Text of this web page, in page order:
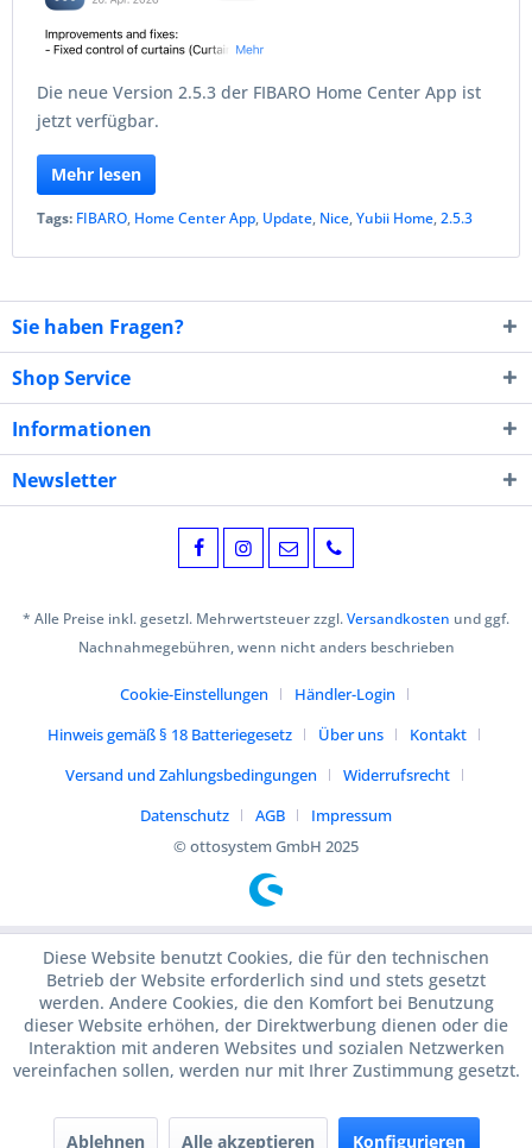
Die neue Version 2.5.3 der FIBARO Home Center App ist
jetzt verfügbar.
Mehr lesen
Tags: FIBARO, Home Center App, Update, Nice,Yubii Home,2.5.3
Sie haben Fragen?
Shop Service
Informationen
Newsletter
* Alle Preise inkl. gesetzl. Mehrwertsteuer zzgl.Versandkosten und ggf.
Nachnahmegebühren, wenn nicht anders beschrieben
Cookie-Einstellungen
Händler-Login
Hinweis gemäß § 18 Batteriegesetz
Über uns
Kontakt
Versand und Zahlungsbedingungen
Widerrufsrecht
Datenschutz
AGB
Impressum
© ottosystem GmbH 2025
Diese Website benutzt Cookies, die für den technischen
Betrieb der Website erforderlich sind und stets gesetzt
werden. Andere Cookies, die den Komfort bei Benutzung
dieser Website erhöhen, der Direktwerbung dienen oder die
Interaktion mit anderen Websites und sozialen Netzwerken
vereinfachen sollen, werden nur mit Ihrer Zustimmung gesetzt.
Ablehnen Alle akzeptieren Konfigurieren